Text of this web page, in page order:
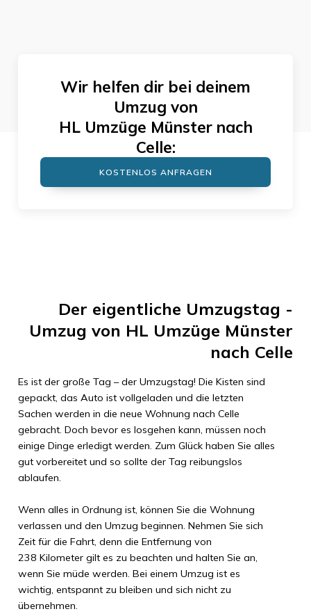
Wir helfen dir bei deinem
Umzug von
HL Umzüge Münsternach
Celle:
KOSTENLOS ANFRAGEN
Der eigentliche Umzugstag -
Umzug von HL Umzüge Münster
nach Celle
Es ist der große Tag – der Umzugstag! Die Kisten sind
gepackt, das Auto ist vollgeladen und die letzten
Sachen werden in die neue Wohnung nach Celle
gebracht. Doch bevor es losgehen kann, müssen noch
einige Dinge erledigt werden. Zum Glück haben Sie alles
gut vorbereitet und so sollte der Tag reibungslos
ablaufen.
Wenn alles in Ordnung ist, können Sie die Wohnung
verlassen und den Umzug beginnen. Nehmen Sie sich
Zeit für die Fahrt, denn die Entfernung von
238 Kilometergilt es zu beachten und halten Sie an,
wenn Sie müde werden. Bei einem Umzug ist es
wichtig, entspannt zu bleiben und sich nicht zu
übernehmen.